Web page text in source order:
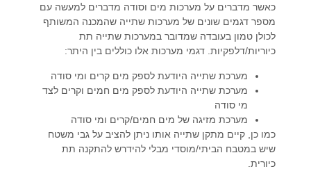
כאשר מדברים על מערכות מים וסודה מדברים למעשה עם
מספר דגמים שונים של מערכות שתייה שהמכנה המשותף
לכולן טמון בעובדה שמדובר במערכות שתייה תת
כיוריות/דלפקיות. דגמי מערכות אלו כוללים בין היתר:
מערכת שתייה היודעת לספק מים קרים ומי סודה
מערכת שתייה היודעת לספק מים חמים וקרים לצד
מי סודה
מערכת מזיגה של מים חמים/קרים ומי סודה
כמו כן, קיים מתקן שתייה אותו ניתן להציב על גבי משטח
שיש במטבח הביתי/מוסדי מבלי להידרש להתקנה תת
כיורית.